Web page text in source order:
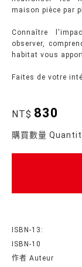
maison pièce par
Connaître
observer,
habitat vous
Faites de votre
NT$ 830
購買數量
ISBN-13:
ISBN-10
作者 Auteur